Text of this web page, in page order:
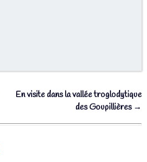
En visite dans la vallée troglodytique
des Goupillières →